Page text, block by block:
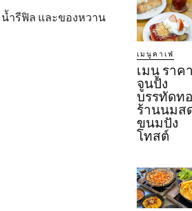
ำรีฟิล และของหวาน
เมนูคาเฟ่
เมนู ราค
จูนปัง
บรรทัดท
ร้านนมส
ขนมปัง
โทสต์